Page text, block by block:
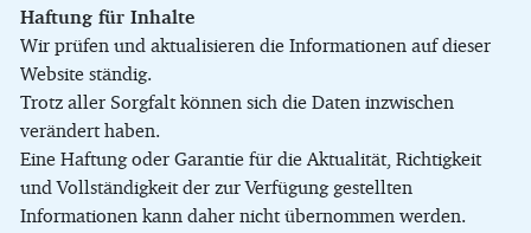
Haftung für Inhalte
Wir prüfen und aktualisieren die Informationen auf dieser
Website ständig.
Trotz aller Sorgfalt können sich die Daten inzwischen
verändert haben.
Eine Haftung oder Garantie für die Aktualität, Richtigkeit
und Vollständigkeit der zur Verfügung gestellten
Informationen kann daher nicht übernommen werden.